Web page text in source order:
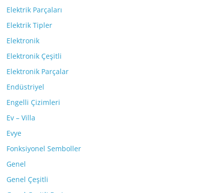
Elektrik Parçaları
Elektrik Tipler
Elektronik
Elektronik Çeşitli
Elektronik Parçalar
Endüstriyel
Engelli Çizimleri
Ev – Villa
Evye
Fonksiyonel Semboller
Genel
Genel Çeşitli